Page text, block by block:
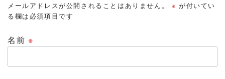
メールアドレスが公開されることはありません。 ※ が付いてい
る欄は必須項目です
名前 ※